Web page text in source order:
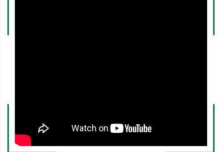
hygiène
Les Laboratoires Anios sont leaders dans les